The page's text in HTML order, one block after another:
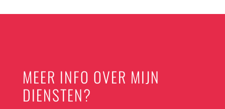
MEER INFO OVER MIJN
DIENSTEN?